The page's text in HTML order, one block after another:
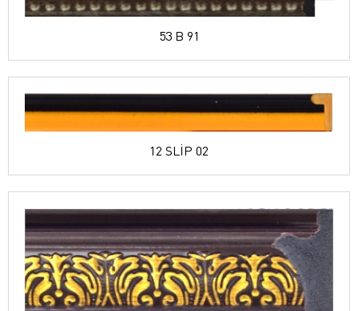
53 B 91
12 SLİP 02